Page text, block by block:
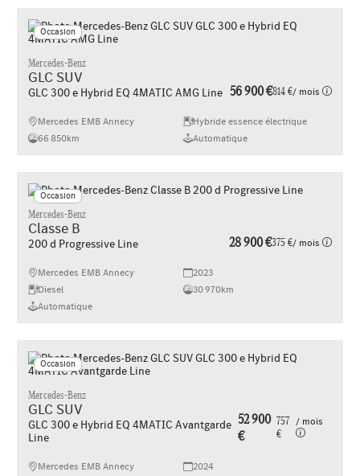
Occasion
Mercedes-Benz
GLC SUV
GLC 300 e Hybrid EQ 4MATIC AMG Line 56 900 €814 €/ mois
Mercedes EMB Annecy
Hybride essence électrique
66 850km
Automatique
Occasion
Mercedes-Benz
Classe B
200 d Progressive Line 28 900 €375 €/ mois
Mercedes EMB Annecy
2023
Diesel
30 970km
Automatique
Occasion
Mercedes-Benz
GLC SUV
GLC 300 e Hybrid EQ 4MATIC Avantgarde
Line
52 900
€
757
€
/ mois
Mercedes EMB Annecy
2024